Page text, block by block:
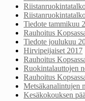
Tiedote tammikuu
Rauhoitus
Tiedote joulukuu
Hirvipeijaiset 2017
Rauhoitus
Ruokintalauttojen
Rauhoitus
Metsäkanalintujen
Kesäkokouksen